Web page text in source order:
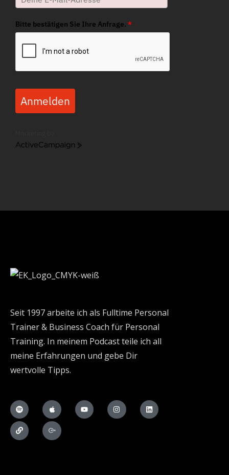
Bitte bestätigen Sie Ihre Anfrage. *
Anmelden
ActiveCampaign
Seit 1997 arbeite ich als Fulltime Personal
Trainer & Business Coach für Personal
Training. In meinem Podcast teile ich all
meine Erfahrungen und gebe Dir
wertvolle Tipps.